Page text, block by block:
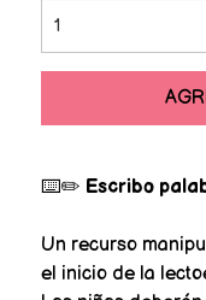
⌨️✏️ Escribo
Un recurso
el inicio de la